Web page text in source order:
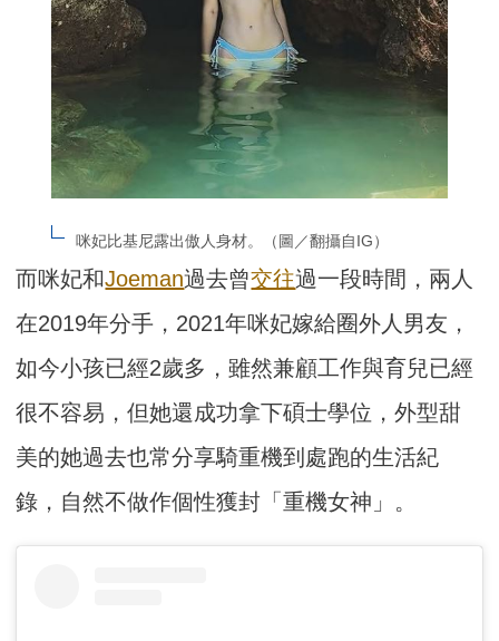
咪妃比基尼露出傲人身材。（圖／翻攝自IG）
而咪妃和Joeman過去曾交往過一段時間，兩人
在2019年分手，2021年咪妃嫁給圈外人男友，
如今小孩已經2歲多，雖然兼顧工作與育兒已經
很不容易，但她還成功拿下碩士學位，外型甜
美的她過去也常分享騎重機到處跑的生活紀
錄，自然不做作個性獲封「重機女神」。